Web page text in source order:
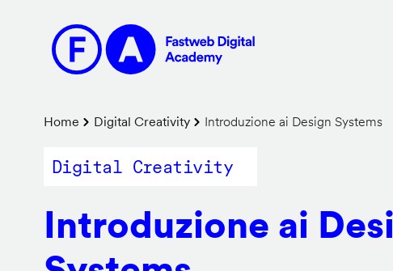
contenuto
principale
Briciole
di
Home Digital Creativity Introduzione ai Design Systems
Digital Creativity
Introduzione ai